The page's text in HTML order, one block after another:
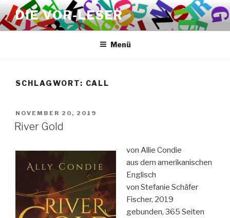
Zum
Inhalt
springen
DIE VOR-LESER
Menü
SCHLAGWORT: CALL
VERÖFFENTLICHT
AM
NOVEMBER 20, 2019
River Gold
von Allie Condie
aus dem amerikanischen
Englisch
von Stefanie Schäfer
Fischer, 2019
gebunden, 365 Seiten